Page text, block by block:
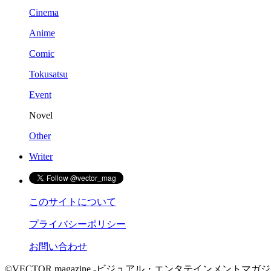
Cinema
Anime
Comic
Tokusatsu
Event
Novel
Other
Writer
このサイトについて
プライバシーポリシー
お問い合わせ
©VECTOR magazine -ビジュアル・エンタテインメントマガジ